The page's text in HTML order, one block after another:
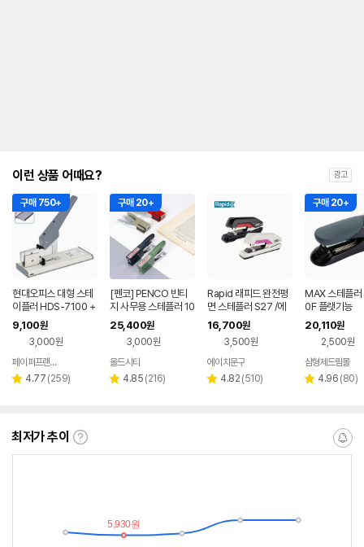
이런 상품 어때요? 광고
구매 750+
현대오피스 대형 스테
이플러 HDS-7100 +
제본용 심 1000PCS
9,100원
3,000원
페이
페이퍼프랜드 현대오피스
별 4.77 리
(259)
구매 20+
[펜코] PENCO 빈티
지 사무용 스테플러 10
호침
25,400원
3,000원
올드시티
별 4.85 리
(216)
Rapid 래피드 완전평
면 스테플러 S27 /에
이치문구
16,700원
3,500원
페이
에이치문구
별 4.82 리
(510)
구매 20+
MAX 스테플
0F 플랫기능
20,110원
2,500원
삼형제드림몰
별 4.96 리
(80)
최저가 추이
최
알